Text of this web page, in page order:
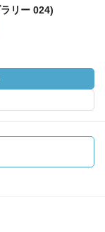
リー 024)